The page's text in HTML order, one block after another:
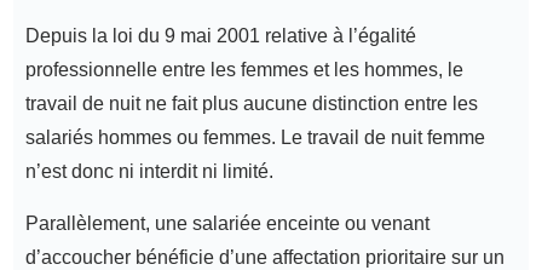
Depuis la loi du 9 mai 2001 relative à l’égalité
professionnelle entre les femmes et les hommes, le
travail de nuit ne fait plus aucune distinction entre les
salariés hommes ou femmes. Le travail de nuit femme
n’est donc ni interdit ni limité.
Parallèlement, une salariée enceinte ou venant
d’accoucher bénéficie d’une affectation prioritaire sur un